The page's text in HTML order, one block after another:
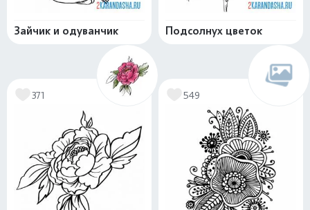
Зайчик и одуванчик Подсолнух цветок
371 549